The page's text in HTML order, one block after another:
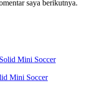
saya berikutnya.
Mini Soccer